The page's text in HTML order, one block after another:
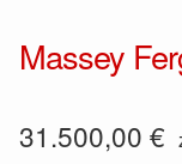
Massey
31.500,00 €